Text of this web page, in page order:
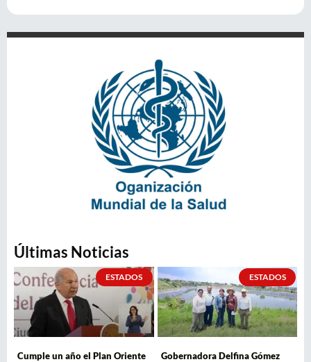
Últimas Noticias
ESTADOS
Cumple un año el Plan Oriente
ESTADOS
Gobernadora Delfina Gómez